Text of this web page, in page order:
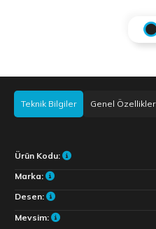
Teknik Bilgiler Genel Özellikler
Ürün Kodu:
Marka:
Desen:
Mevsim: